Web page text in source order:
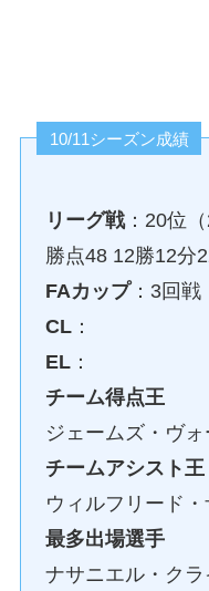
10/11シーズン成績
リーグ戦：20位（
勝点48 12勝12分
FAカップ：3回戦
CL ：
EL ：
チーム得点王
ジェームズ・ヴォ
チームアシスト王
ウィルフリード・
最多出場選手
ナサニエル・クラ